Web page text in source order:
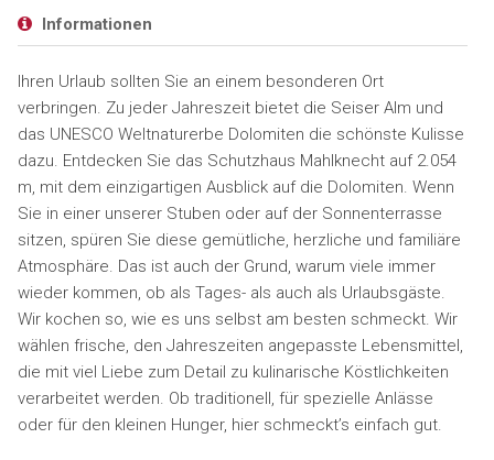
Informationen
Ihren Urlaub sollten Sie an einem besonderen Ort
verbringen. Zu jeder Jahreszeit bietet die Seiser Alm und
das UNESCO Weltnaturerbe Dolomiten die schönste Kulisse
dazu. Entdecken Sie das Schutzhaus Mahlknecht auf 2.054
m, mit dem einzigartigen Ausblick auf die Dolomiten. Wenn
Sie in einer unserer Stuben oder auf der Sonnenterrasse
sitzen, spüren Sie diese gemütliche, herzliche und familiäre
Atmosphäre. Das ist auch der Grund, warum viele immer
wieder kommen, ob als Tages- als auch als Urlaubsgäste.
Wir kochen so, wie es uns selbst am besten schmeckt. Wir
wählen frische, den Jahreszeiten angepasste Lebensmittel,
die mit viel Liebe zum Detail zu kulinarische Köstlichkeiten
verarbeitet werden. Ob traditionell, für spezielle Anlässe
oder für den kleinen Hunger, hier schmeckt’s einfach gut.